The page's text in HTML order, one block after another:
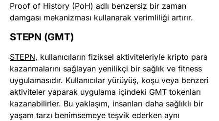
Proof of History (PoH) adlı benzersiz bir zaman
damgası mekanizması kullanarak verimliliği artırır.
STEPN (GMT)
STEPN, kullanıcıların fiziksel aktiviteleriyle kripto para
kazanmalarını sağlayan yenilikçi bir sağlık ve fitness
uygulamasıdır. Kullanıcılar yürüyüş, koşu veya benzeri
aktiviteler yaparak uygulama içindeki GMT tokenları
kazanabilirler. Bu yaklaşım, insanları daha sağlıklı bir
yaşam tarzı benimsemeye teşvik ederken aynı